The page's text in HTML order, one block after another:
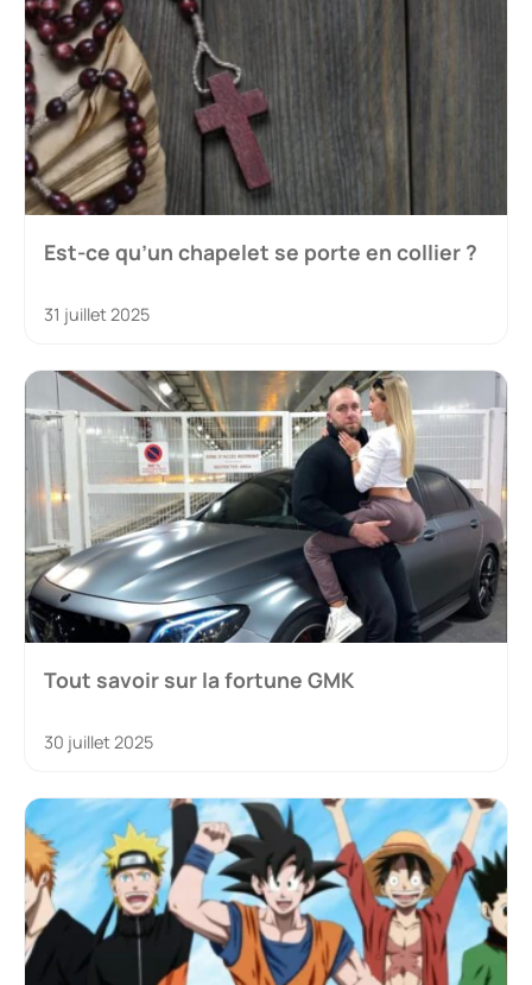
Est-ce qu’un chapelet se porte en collier ?
31 juillet 2025
Tout savoir sur la fortune GMK
30 juillet 2025